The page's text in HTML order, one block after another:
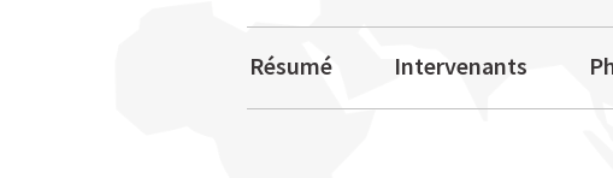
Résumé Intervenants